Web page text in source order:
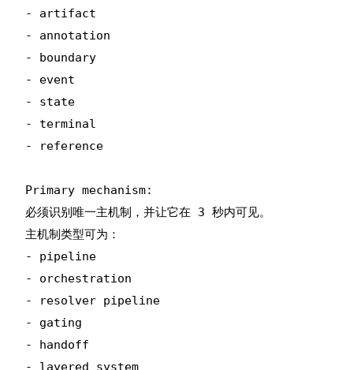
- artifact
- annotation
- boundary
- event
- state
- terminal
- reference
Primary mechanism:
必须识别唯一主机制，并让它在 3 秒内可见。
主机制类型可为：
- pipeline
- orchestration
- resolver pipeline
- gating
- handoff
- layered system